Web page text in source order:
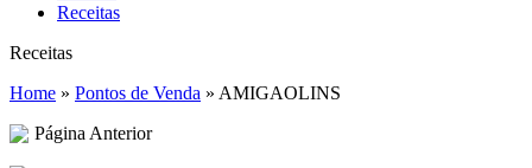
Receitas
Receitas
Home » Pontos de Venda » AMIGAOLINS
Página Anterior